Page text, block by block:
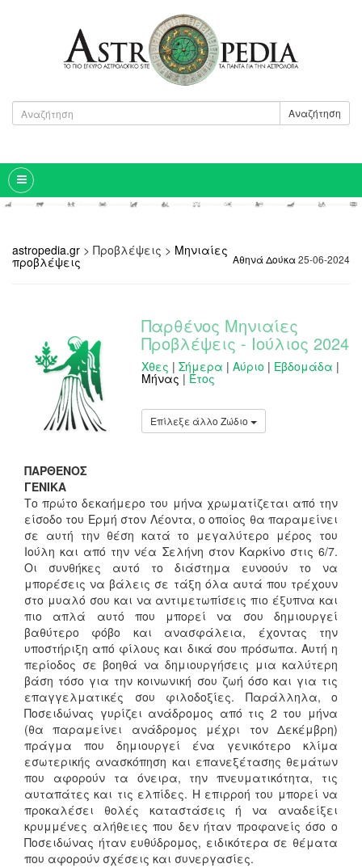
Αναζήτηση
Αθηνά Δούκα25-06-2024
astropedia.gr > Προβλέψεις > Μηνιαίες
προβλέψεις
Παρθένος Μηνιαίες
Προβλέψεις - Ιούλιος 2024
Χθες | Σήμερα | Αύριο | Εβδομάδα |
Μήνας | Έτος
Επίλεξε άλλο Ζώδιο
ΠΑΡΘΕΝΟΣ
ΓΕΝΙΚΑ
Το πρώτο δεκαήμερο του μήνα χρωματίζεται από την
είσοδο του Ερμή στον Λέοντα, ο οποίος θα παραμείνει
σε αυτή την θέση κατά το μεγαλύτερο μέρος του
Ιούλη και από την νέα Σελήνη στον Καρκίνο στις 6/7.
Οι συνθήκες αυτό το διάστημα ευνοούν το να
μπορέσεις να βάλεις σε τάξη όλα αυτά που τρέχουν
στο μυαλό σου και να αντιμετωπίσεις πιο έξυπνα και
πιο απλά αυτό που μπορεί να σου δημιουργεί
βαθύτερο φόβο και ανασφάλεια, έχοντας την
υποστήριξη από φίλους και δικά σου πρόσωπα. Αυτή η
περίοδος σε βοηθά να δημιουργήσεις μια καλύτερη
βάση τόσο για την κοινωνική σου ζωή όσο και για τις
επαγγελματικές σου φιλοδοξίες. Παράλληλα, ο
Ποσειδώνας γυρίζει ανάδρομος από τις 2 του μήνα
(θα παραμείνει ανάδρομος μέχρι τον Δεκέμβρη)
πράγμα που δημιουργεί ένα γενικότερο κλίμα
εσωτερικής ανασκόπηση και επανεξέτασης θεμάτων
που αφορούν τα όνειρα, την πνευματικότητα, τις
αυταπάτες και τις ελπίδες. Η επιρροή του μπορεί να
προκαλέσει θολές καταστάσεις ή να αναδείξει
κρυμμένες αλήθειες που δεν ήταν προφανείς όσο ο
Ποσειδώνας ήταν ευθύδρομος, ειδικότερα σε θέματα
που αφορούν σχέσεις και συνεργασίες.